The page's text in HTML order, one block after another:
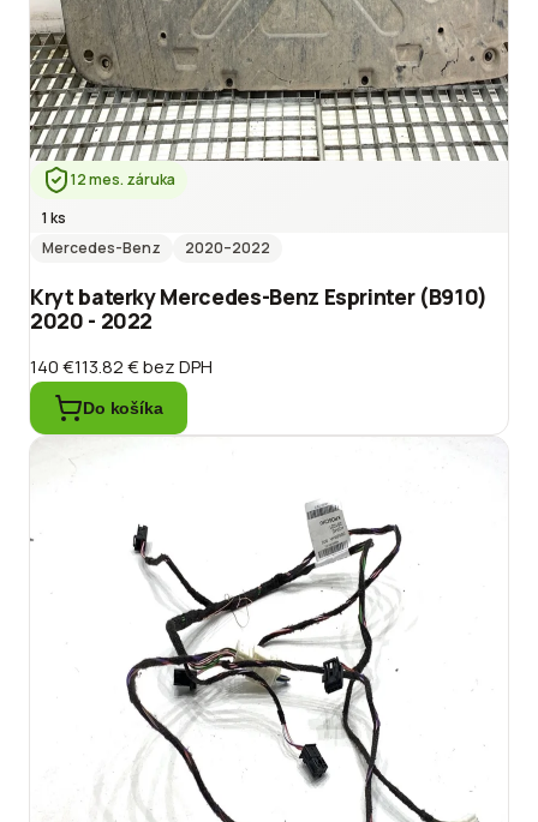
12 mes. záruka
1 ks
Mercedes-Benz
2020–2022
Kryt baterky Mercedes-Benz Esprinter (B910)
2020 - 2022
140 €113.82 €bez DPH
Do košíka